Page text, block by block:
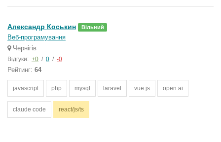
Александр Коськин Вільний
Веб-програмування
Чернігів
Відгуки: +0 / 0 / -0
Рейтинг: 64
javascript php mysql laravel vue.js open ai
claude code react/js/ts